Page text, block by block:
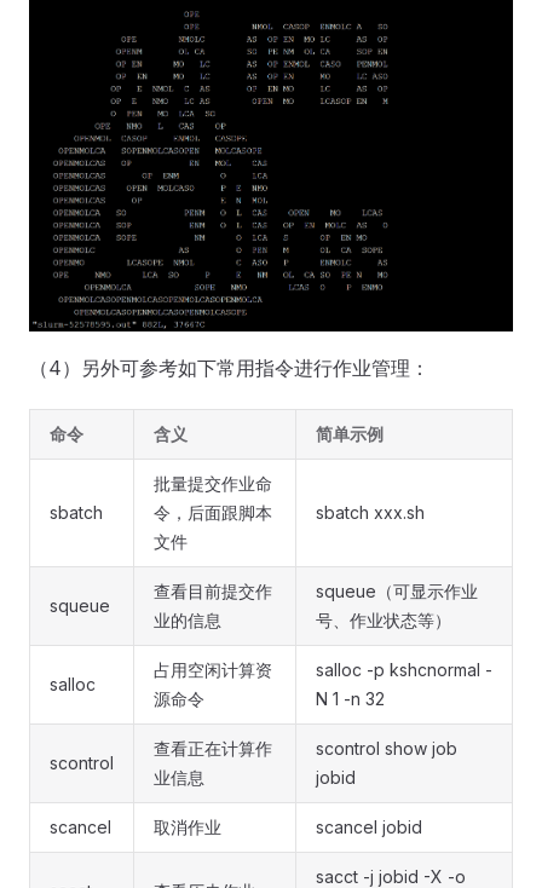
（4）另外可参考如下常用指令进行作业管理：
命令 含义 简单示例
sbatch
批量提交作业命
令，后面跟脚本
文件
sbatch xxx.sh
squeue
查看目前提交作
业的信息
squeue（可显示作业
号、作业状态等）
salloc
占用空闲计算资
源命令
salloc -p kshcnormal -
N 1 -n 32
scontrol
查看正在计算作
业信息
scontrol show job
jobid
scancel 取消作业 scancel jobid
sacct -j jobid -X -o